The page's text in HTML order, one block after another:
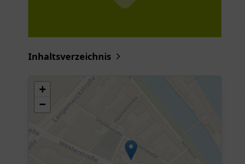
Inhaltsverzeichnis
+
−